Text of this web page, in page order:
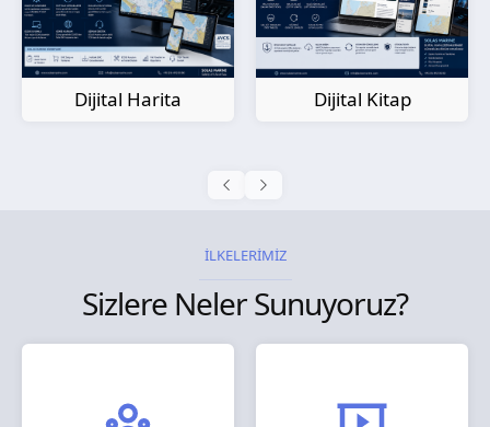
Dijital Kitap
Kağıt Harita
İLKELERİMİZ
Sizlere Neler Sunuyoruz?